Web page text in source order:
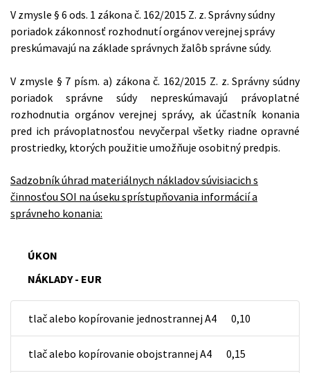
V zmysle § 6 ods. 1 zákona č. 162/2015 Z. z. Správny súdny
poriadok zákonnosť rozhodnutí orgánov verejnej správy
preskúmavajú na základe správnych žalôb správne súdy.
V zmysle § 7 písm. a) zákona č. 162/2015 Z. z. Správny súdny
poriadok správne súdy nepreskúmavajú právoplatné
rozhodnutia orgánov verejnej správy, ak účastník konania
pred ich právoplatnosťou nevyčerpal všetky riadne opravné
prostriedky, ktorých použitie umožňuje osobitný predpis.
Sadzobník úhrad materiálnych nákladov súvisiacich s
činnosťou SOI na úseku sprístupňovania informácií a
správneho konania:
ÚKON
NÁKLADY - EUR
tlač alebo kopírovanie jednostrannej A4 0,10
tlač alebo kopírovanie obojstrannej A4 0,15